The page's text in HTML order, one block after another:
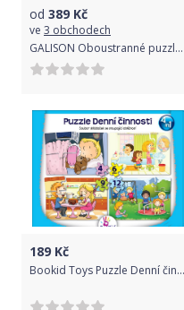
od 389 Kč
ve 3 obchodech
GALISON Oboustranné puzzle Frank Lloyd Wright Fallingwater 500 dílků
189 Kč
Bookid Toys Puzzle Denní činnosti